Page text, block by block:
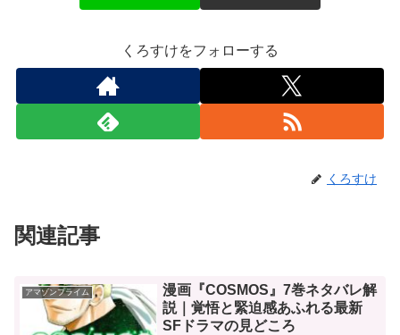
くろすけをフォローする
くろすけ
関連記事
アマゾンプライム
漫画『COSMOS』7巻ネタバレ解
説｜覚悟と緊迫感あふれる最新
SFドラマの見どころ